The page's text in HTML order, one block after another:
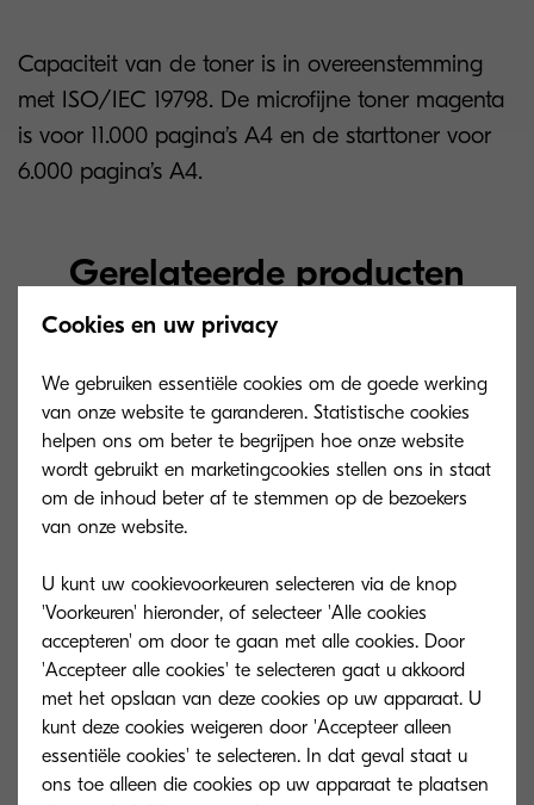
Capaciteit van de toner is in overeenstemming
met ISO/IEC 19798. De microfijne toner magenta
is voor 11.000 pagina’s A4 en de starttoner voor
6.000 pagina’s A4.
Gerelateerde producten
TK-5280C
Toner cyaan voor 11.000 afdrukken bij 5%
dekking (A4)
TK-5280K
Toner zwart
dekking (A4)
Cookies en uw privacy
We gebruiken essentiële cookies om de goede werking
van onze website te garanderen. Statistische cookies
helpen ons om beter te begrijpen hoe onze website
wordt gebruikt en marketingcookies stellen ons in staat
om de inhoud beter af te stemmen op de bezoekers
van onze website.
U kunt uw cookievoorkeuren selecteren via de knop
'Voorkeuren' hieronder, of selecteer 'Alle cookies
accepteren' om door te gaan met alle cookies. Door
'Accepteer alle cookies' te selecteren gaat u akkoord
met het opslaan van deze cookies op uw apparaat. U
kunt deze cookies weigeren door 'Accepteer alleen
essentiële cookies' te selecteren. In dat geval staat u
ons toe alleen die cookies op uw apparaat te plaatsen